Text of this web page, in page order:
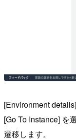
[Environment
[Go To Instance] を
遷移します。